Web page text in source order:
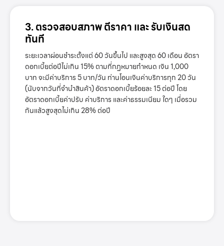
3. ตรวจสอบสภาพ ตีราคา และ รับเงินสด
ทันที
ระยะเวลาผ่อนชำระตั้งแต่ 60 วันขึ้นไป และสูงสุด 60 เดือน อัตรา
ดอกเบี้ยต่อปีไม่เกิน 15% ตามที่กฏหมายกำหนด เงิน 1,000
บาท จะมีค่าบริการ 5 บาท/วัน ท่านโอนเงินค่าบริการทุก 20 วัน
(นับจากวันที่จำนำสินค้า) อัตราดอกเบี้ยร้อยละ 15 ต่อปี โดย
อัตราดอกเบี้ยค่าปรับ ค่าบริการ และค่าธรรมเนียม ใดๆ เมื่อรวม
กันแล้วสูงสุดไม่เกิน 28% ต่อปี